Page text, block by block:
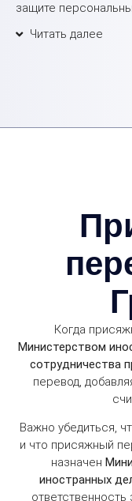
защите
Читать далее
Когда
Министерством
сотрудничества
перевод,
Важно убедиться,
и что присяжный
назначен
иностранных